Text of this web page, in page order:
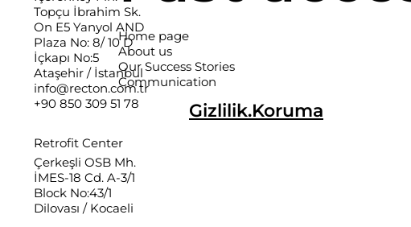
Home page
About us
Our Success Stories
Communication
Retrofit Center
Çerkeşli OSB Mh.
İMES-18 Cd. A-3/1
Block No:43/1
Dilovası / Kocaeli
Topçu İbrahim Sk.
On E5 Yanyol AND
Plaza No: 8/ 10 D
İçkapı No:5
Ataşehir / İstanbul
info@recton.com.tr
+90 850 309 51 78
Gizlilik.Koruma